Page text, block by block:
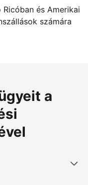
és Amerikai
számára
a